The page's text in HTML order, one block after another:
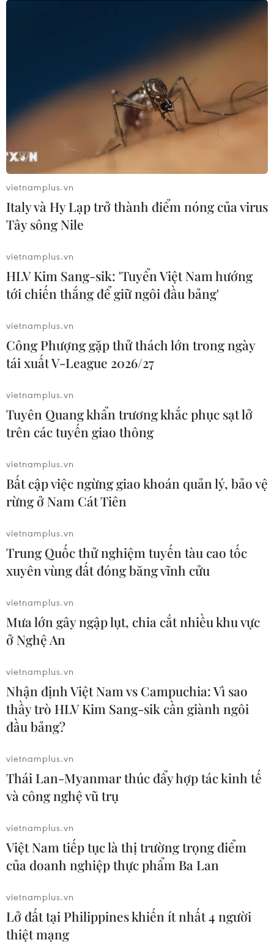
Tổ chức thi lại cho 100% thí sinh tại
điểm thi Trường THPT Chuyên
Tuyên Quang
05/08/2026 02:59
Vụ trường chuyên Tuyên Quang:
Hủy kết quả, tổ chức thi lại tất cả các
môn
Hà Nội kiểm soát chặt chẽ, minh
bạch bữa ăn bán trú trước thềm năm
học mới
05/08/2026 02:01
thành trường học, mở rộng không
gian giáo dục
05/08/2026 01:21
Bảo đảm ngày khai giảng thực sự là
ngày hội của học sinh và giáo viên
04/08/2026 22:42
Phát động giải báo chí toàn quốc "Vì
sự nghiệp Giáo dục Việt Nam" năm
04/08/2026 12:36
Vụ gian lận điểm thi tại Tuyên
phương án xử lý
04/08/2026 11:11
Nghệ An: Gấp rút hoàn thiện trường
lớp, cải thiện điều kiện dạy học
Hôm nay, các cơ sở giáo dục đại học
bắt đầu xét tuyển nguyện vọng
04/08/2026 03:58
Tỉnh Tuyên Quang còn 578 cơ sở giáo
dục sau sắp xếp trường lớp
03/08/2026 11:03
vietnamplus.vn
Italy và Hy Lạp trở thành điểm nóng của virus
Tây sông Nile
vietnamplus.vn
HLV Kim Sang-sik: 'Tuyển Việt Nam hướng
tới chiến thắng để giữ ngôi đầu bảng'
vietnamplus.vn
Công Phượng gặp thử thách lớn trong ngày
tái xuất V-League 2026/27
vietnamplus.vn
Tuyên Quang khẩn trương khắc phục sạt lở
trên các tuyến giao thông
vietnamplus.vn
Bất cập việc ngừng giao khoán quản lý, bảo vệ
rừng ở Nam Cát Tiên
vietnamplus.vn
Trung Quốc thử nghiệm tuyến tàu cao tốc
xuyên vùng đất đóng băng vĩnh cửu
vietnamplus.vn
Mưa lớn gây ngập lụt, chia cắt nhiều khu vực
ở Nghệ An
vietnamplus.vn
Nhận định Việt Nam vs Campuchia: Vì sao
thầy trò HLV Kim Sang-sik cần giành ngôi
đầu bảng?
vietnamplus.vn
Thái Lan-Myanmar thúc đẩy hợp tác kinh tế
và công nghệ vũ trụ
vietnamplus.vn
Việt Nam tiếp tục là thị trường trọng điểm
của doanh nghiệp thực phẩm Ba Lan
vietnamplus.vn
Lở đất tại Philippines khiến ít nhất 4 người
thiệt mạng